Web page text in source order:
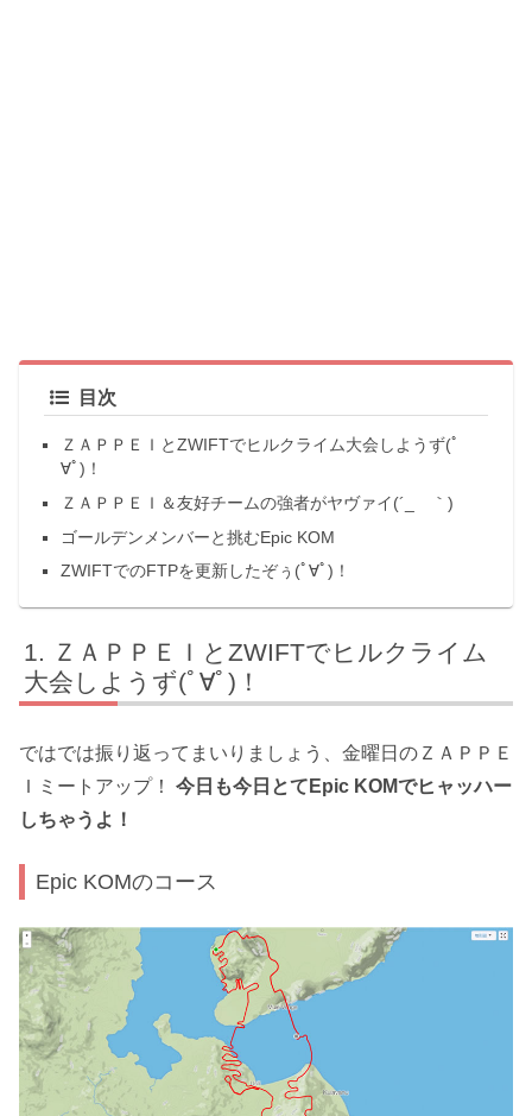
目次
ＺＡＰＰＥＩとZWIFTでヒルクライム大会しようず(ﾟ
∀ﾟ)！
ＺＡＰＰＥＩ＆友好チームの強者がヤヴァイ(´_ゝ｀)
ゴールデンメンバーと挑むEpic KOM
ZWIFTでのFTPを更新したぞぅ(ﾟ∀ﾟ)！
ＺＡＰＰＥＩとZWIFTでヒルクライム
大会しようず(ﾟ∀ﾟ)！
ではでは振り返ってまいりましょう、金曜日のＺＡＰＰＥ
Ｉミートアップ！ 今日も今日とてEpic KOMでヒャッハー
しちゃうよ！
Epic KOMのコース